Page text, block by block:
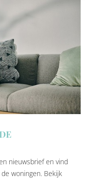
nieuwsbrief en vind
woningen. Bekijk